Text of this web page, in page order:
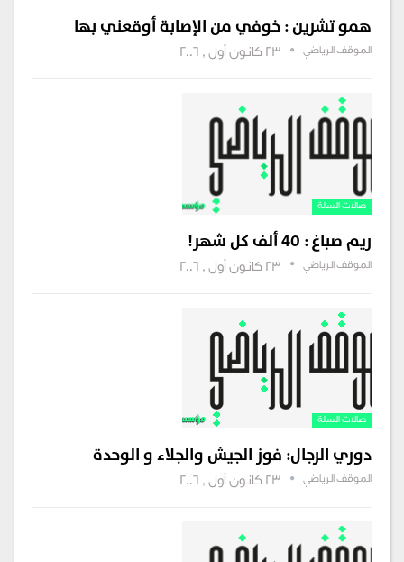
همو تشرين : خوفي من الإصابة أوقعني بها
الموقف الرياضي 23 كانون أول , 2006
صالات السلة
ريم صباغ : 40 ألف كل شهر!
الموقف الرياضي 23 كانون أول , 2006
صالات السلة
دوري الرجال: فوز الجيش والجلاء و الوحدة
الموقف الرياضي 23 كانون أول , 2006